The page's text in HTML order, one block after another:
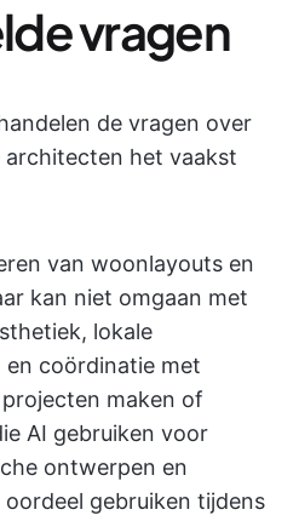
vragen
de vragen over
het vaakst
van woonlayouts en
kan niet omgaan met
lokale
en coördinatie met
maken of
AI gebruiken voor
ontwerpen en
gebruiken tijdens